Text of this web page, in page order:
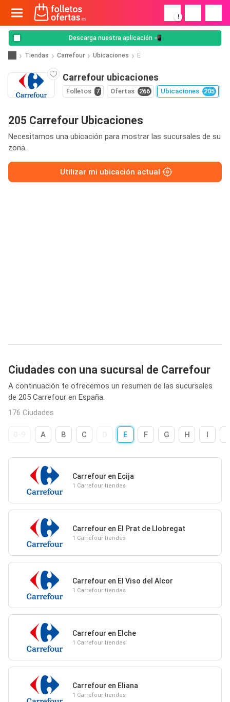
!
Descarga nuestra aplicación 📲
Tiendas Carrefour Ubicaciones E
Carrefour ubicaciones
Folletos 7 Ofertas 266 Ubicaciones 205
205 Carrefour Ubicaciones
Necesitamos una ubicación para mostrar las sucursales de su
zona.
Utilizar mi ubicación actual
Ciudades con una sucursal de Carrefour
A continuación te ofrecemos un resumen de las sucursales
de 205 Carrefour en España.
176 Ciudades
A B C E F G H I
Carrefour en Ecija
1 Carrefour tiendas
Carrefour en El Prat de Llobregat
1 Carrefour tiendas
Carrefour en El Viso del Alcor
1 Carrefour tiendas
Carrefour en Elche
1 Carrefour tiendas
Carrefour en Eliana
1 Carrefour tiendas